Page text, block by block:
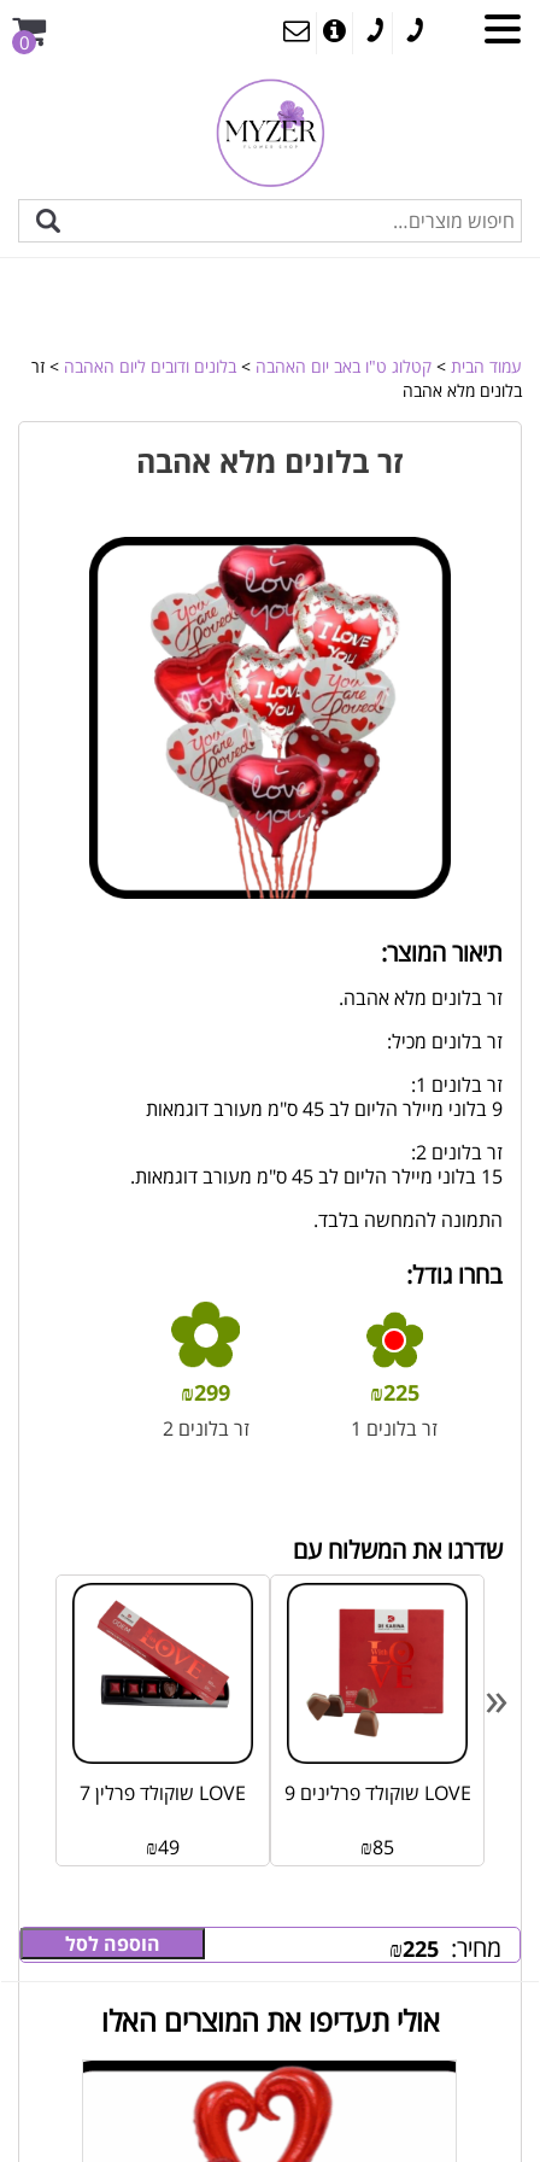
0
עמוד הבית > קטלוג ט"ו באב יום האהבה > בלונים ודובים ליום האהבה > זר
בלונים מלא אהבה
זר בלונים מלא אהבה
תיאור המוצר:
זר בלונים מלא אהבה.
זר בלונים מכיל:
זר בלונים 1:
9 בלוני מיילר הליום לב 45 ס"מ מעורב דוגמאות
זר בלונים 2:
15 בלוני מיילר הליום לב 45 ס"מ מעורב דוגמאות.
התמונה להמחשה בלבד.
בחרו גודל:
₪225
זר בלונים 1
₪299
זר בלונים 2
מחיר: ₪225 הוספה לסל
שדרגו את המשלוח עם
שוקולד פרלין 7 LOVE
₪49
שוקולד פרלינים 9 LOVE
₪85
«
אולי תעדיפו את המוצרים האלו